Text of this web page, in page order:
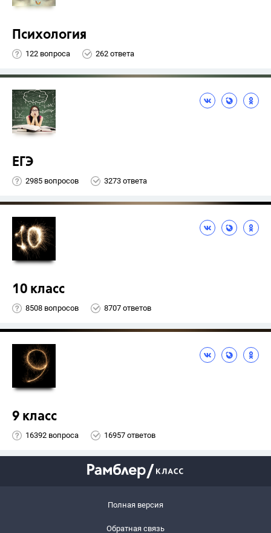
Психология
122 вопроса 262 ответа
ЕГЭ
2985 вопросов 3273 ответа
10 класс
8508 вопросов 8707 ответов
9 класс
16392 вопроса 16957 ответов
Полная версия
Обратная связь